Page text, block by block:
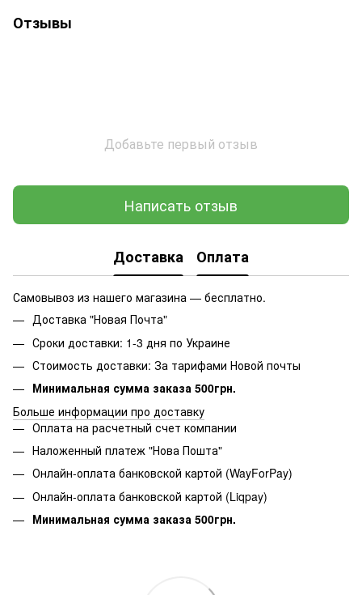
Отзывы
Добавьте первый отзыв
Написать отзыв
Доставка Оплата
Самовывоз из нашего магазина — бесплатно.
Доставка "Новая Почта"
Сроки доставки: 1-3 дня по Украине
Стоимость доставки: За тарифами Новой почты
Минимальная сумма заказа 500грн.
Больше информации про доставку
Оплата на расчетный счет компании
Наложенный платеж "Нова Пошта"
Онлайн-оплата банковской картой (WayForPay)
Онлайн-оплата банковской картой (Liqpay)
Минимальная сумма заказа 500грн.